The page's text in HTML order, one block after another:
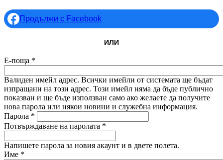
Продължи с Facebook
ИЛИ
Е-поща *
Валиден имейл адрес. Всички имейли от системата ще бъдат
изпращани на този адрес. Този имейл няма да бъде публично
показван и ще бъде използван само ако желаете да получите
нова парола или някои новини и служебна информация.
Парола *
Потвърждаване на паролата *
Напишете парола за новия акаунт и в двете полета.
Име *